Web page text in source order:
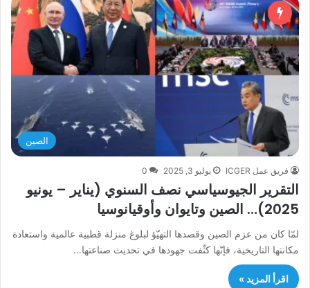
الصين
فريق عمل ICGER يوليو 3, 2025 0
التقرير الجيوسياسي نصف السنوي (يناير – يونيو
2025)… الصين وتايوان وأوقيانوسيا
لمّا كان من عزم الصين وقصدها التهيّؤ لبلوغ منزلة قطبية عالمية واستعادة
مكانتها التاريخية، فإنّها كثّفت جهودها في تحديث صناعتها…
اقرأ المزيد »